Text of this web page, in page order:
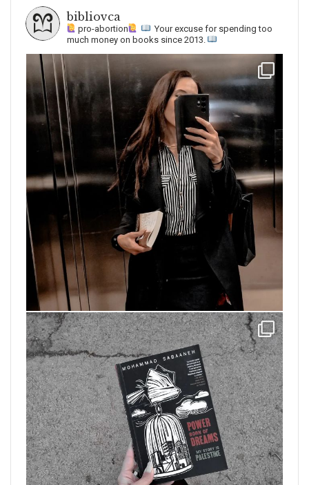
bibliovca
pro-abortion
Your excuse for spending too
much money on books since 2013.